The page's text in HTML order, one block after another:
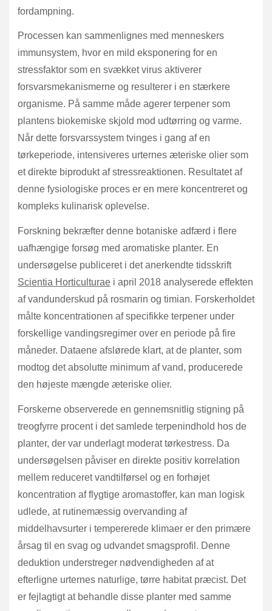
fordampning.
Processen kan sammenlignes med menneskers
immunsystem, hvor en mild eksponering for en
stressfaktor som en svækket virus aktiverer
forsvarsmekanismerne og resulterer i en stærkere
organisme. På samme måde agerer terpener som
plantens biokemiske skjold mod udtørring og varme.
Når dette forsvarssystem tvinges i gang af en
tørkeperiode, intensiveres urternes æteriske olier som
et direkte biprodukt af stressreaktionen. Resultatet af
denne fysiologiske proces er en mere koncentreret og
kompleks kulinarisk oplevelse.
Forskning bekræfter denne botaniske adfærd i flere
uafhængige forsøg med aromatiske planter. En
undersøgelse publiceret i det anerkendte tidsskrift
Scientia Horticulturae i april 2018 analyserede effekten
af vandunderskud på rosmarin og timian. Forskerholdet
målte koncentrationen af specifikke terpener under
forskellige vandingsregimer over en periode på fire
måneder. Dataene afslørede klart, at de planter, som
modtog det absolutte minimum af vand, producerede
den højeste mængde æteriske olier.
Forskerne observerede en gennemsnitlig stigning på
treogfyrre procent i det samlede terpenindhold hos de
planter, der var underlagt moderat tørkestress. Da
undersøgelsen påviser en direkte positiv korrelation
mellem reduceret vandtilførsel og en forhøjet
koncentration af flygtige aromastoffer, kan man logisk
udlede, at rutinemæssig overvanding af
middelhavsurter i tempererede klimaer er den primære
årsag til en svag og udvandet smagsprofil. Denne
deduktion understreger nødvendigheden af at
efterligne urternes naturlige, tørre habitat præcist. Det
er fejlagtigt at behandle disse planter med samme